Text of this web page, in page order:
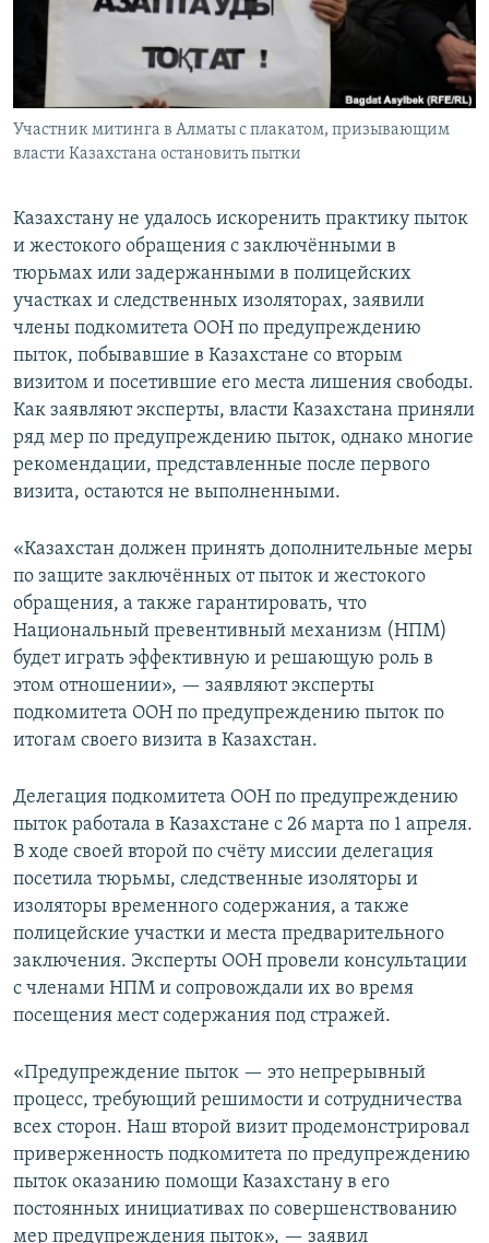
Участник митинга в Алматы с плакатом, призывающим
власти Казахстана остановить пытки
Казахстану не удалось искоренить практику пыток
и жестокого обращения с заключёнными в
тюрьмах или задержанными в полицейских
участках и следственных изоляторах, заявили
члены подкомитета ООН по предупреждению
пыток, побывавшие в Казахстане со вторым
визитом и посетившие его места лишения свободы.
Как заявляют эксперты, власти Казахстана приняли
ряд мер по предупреждению пыток, однако многие
рекомендации, представленные после первого
визита, остаются не выполненными.
«Казахстан должен принять дополнительные меры
по защите заключённых от пыток и жестокого
обращения, а также гарантировать, что
Национальный превентивный механизм (НПМ)
будет играть эффективную и решающую роль в
этом отношении», — заявляют эксперты
подкомитета ООН по предупреждению пыток по
итогам своего визита в Казахстан.
Делегация подкомитета ООН по предупреждению
пыток работала в Казахстане с 26 марта по 1 апреля.
В ходе своей второй по счёту миссии делегация
посетила тюрьмы, следственные изоляторы и
изоляторы временного содержания, а также
полицейские участки и места предварительного
заключения. Эксперты ООН провели консультации
с членами НПМ и сопровождали их во время
посещения мест содержания под стражей.
«Предупреждение пыток — это непрерывный
процесс, требующий решимости и сотрудничества
всех сторон. Наш второй визит продемонстрировал
приверженность подкомитета по предупреждению
пыток оказанию помощи Казахстану в его
постоянных инициативах по совершенствованию
мер предупреждения пыток», — заявил